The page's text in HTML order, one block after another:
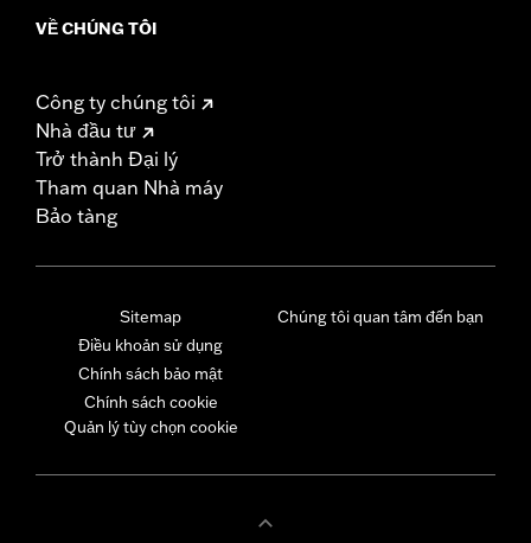
VỀ CHÚNG TÔI
Công ty chúng tôi
Nhà đầu tư
Trở thành Đại lý
Tham quan Nhà máy
Bảo tàng
Sitemap
Điều khoản sử dụng
Chính sách bảo mật
Chính sách cookie
Quản lý tùy chọn cookie
Chúng tôi quan tâm đến bạn